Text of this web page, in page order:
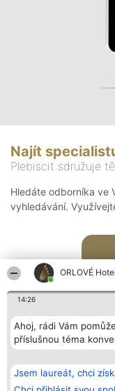
ORLOVÉ
14:26
Ahoj, rádi Vám
příslušnou téma
Jsem laureát, chci
Najít
Plebiscit sdružuje
Hledáte odborníka ve
vyhledávání.
Bright Side Solutions sp. z o.
o. sp. k.
ul. Ruska 22